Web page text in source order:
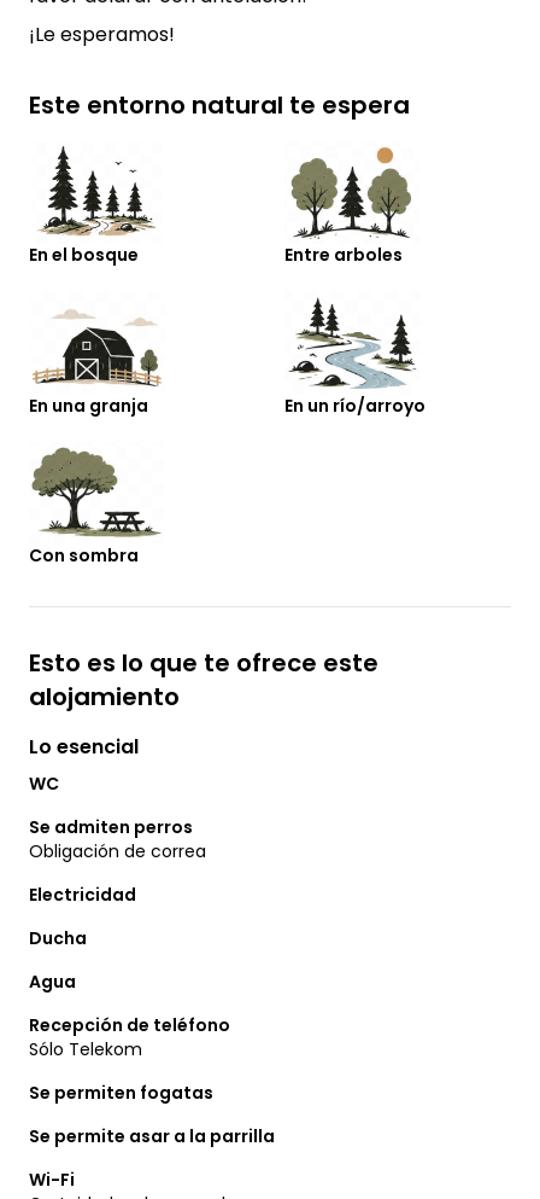
¡Le esperamos!
Este entorno natural te espera
En el bosque Entre arboles
En una granja En un río/arroyo
Con sombra
Esto es lo que te ofrece este
alojamiento
Lo esencial
WC
Se admiten perros
Obligación de correa
Electricidad
Ducha
Agua
Recepción de teléfono
Sólo Telekom
Se permiten fogatas
Se permite asar a la parrilla
Wi-Fi